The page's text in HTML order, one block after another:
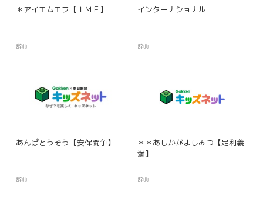
＊アイエムエフ【ＩＭＦ】
辞典
インターナショナル
辞典
あんぽとうそう【安保闘争】
辞典
＊＊あしかがよしみつ【足利義
満】
辞典